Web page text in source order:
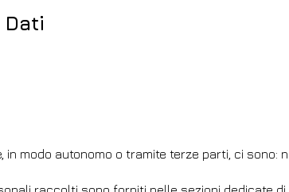
modo autonomo o tramite terze parti, ci sono: